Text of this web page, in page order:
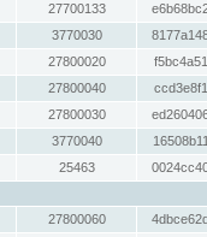
27700133
3770030
27800020
27800040
27800030
3770040
25463
27800060